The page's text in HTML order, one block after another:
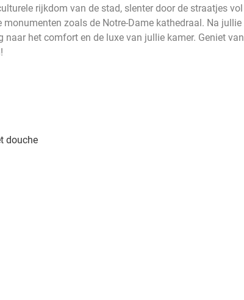
rijkdom van de stad, slenter door de straatjes vol
zoals de Notre-Dame kathedraal. Na jullie
naar het comfort en de luxe van jullie kamer. Geniet van
douche